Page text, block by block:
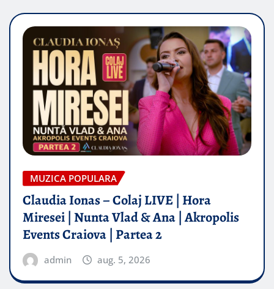
MUZICA POPULARA
Claudia Ionas – Colaj LIVE | Hora
Miresei | Nunta Vlad & Ana | Akropolis
Events Craiova | Partea 2
admin aug. 5, 2026